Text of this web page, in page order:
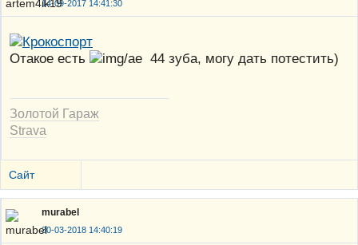
14-09-2017 14:41:30
Отакое есть 44 зуба, могу дать потестить)
Золотой Гараж
Strava
Сайт
murabel
30-03-2018 14:40:19